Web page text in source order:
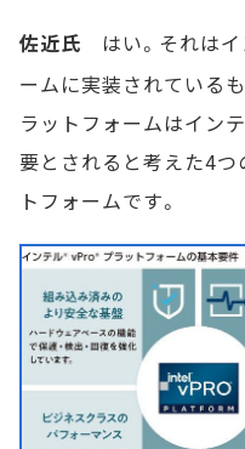
佐近氏 はい。それは
ームに実装されている
ラットフォームはイン
要とされると考えた4
トフォームです。